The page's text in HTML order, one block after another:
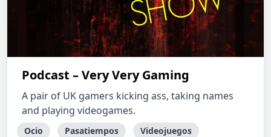
Podcast – Very Very Gaming
A pair of UK gamers kicking ass, taking names
and playing videogames.
Ocio Pasatiempos Videojuegos